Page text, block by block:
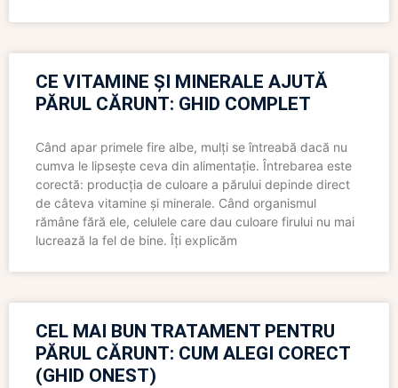
CE VITAMINE ȘI MINERALE AJUTĂ
PĂRUL CĂRUNT: GHID COMPLET
Când apar primele fire albe, mulți se întreabă dacă nu
cumva le lipsește ceva din alimentație. Întrebarea este
corectă: producția de culoare a părului depinde direct
de câteva vitamine și minerale. Când organismul
rămâne fără ele, celulele care dau culoare firului nu mai
lucrează la fel de bine. Îți explicăm
CEL MAI BUN TRATAMENT PENTRU
PĂRUL CĂRUNT: CUM ALEGI CORECT
(GHID ONEST)